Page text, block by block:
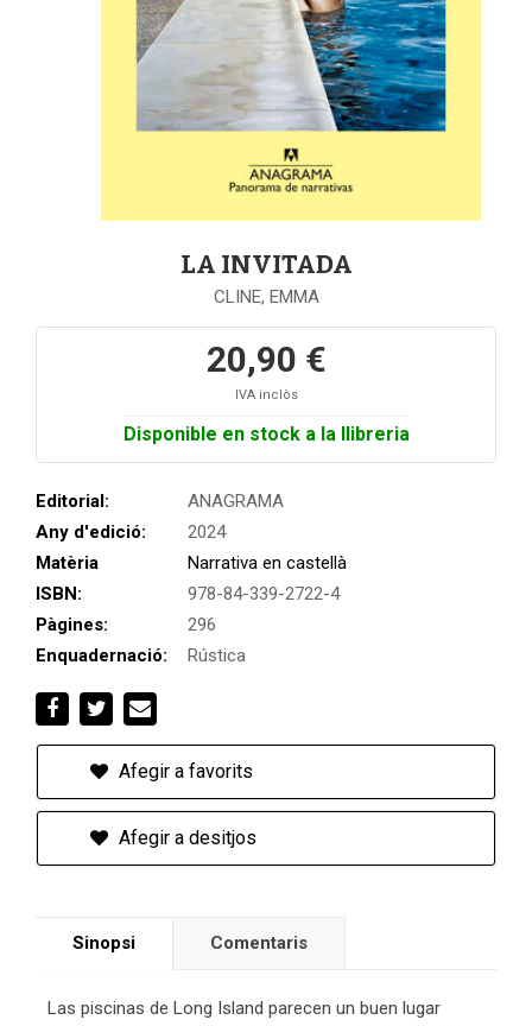
LA INVITADA
CLINE, EMMA
20,90 €
IVA inclòs
Disponible en stock a la llibreria
Editorial:
ANAGRAMA
Any d'edició:
2024
Matèria
Narrativa en castellà
ISBN:
978-84-339-2722-4
Pàgines:
296
Enquadernació:
Rústica
Afegir a favorits
Afegir a desitjos
Sinopsi Comentaris
Las piscinas de Long Island parecen un buen lugar